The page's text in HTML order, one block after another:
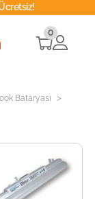
0
Bataryası >